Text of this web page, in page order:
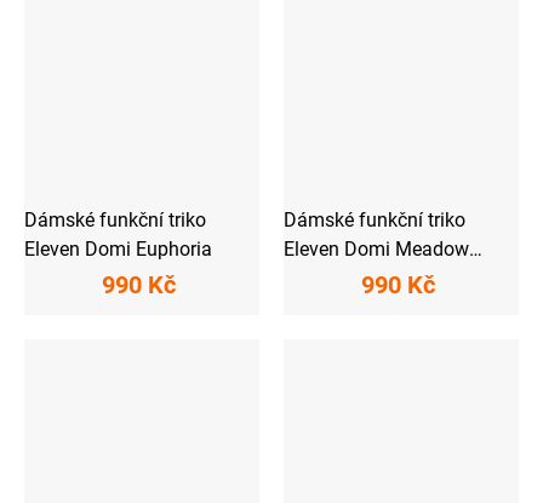
Dámské funkční triko
Eleven Domi Euphoria
990 Kč
Dámské funkční triko
Eleven Domi Meadow
990 Kč